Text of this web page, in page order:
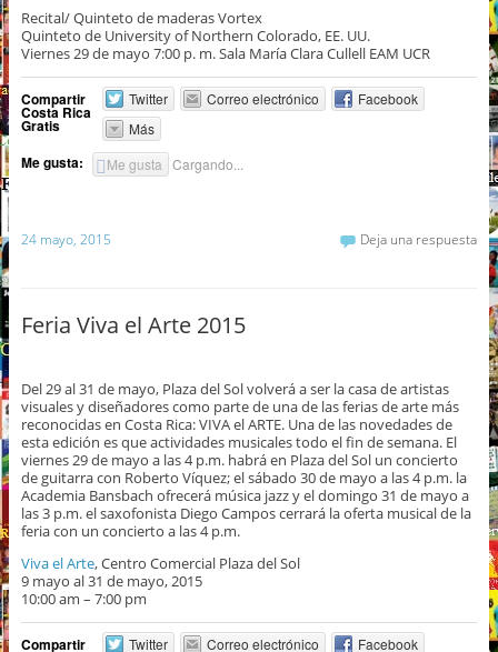
Recital/ Quinteto de maderas Vortex
Quinteto de University of Northern Colorado, EE. UU.
Viernes 29 de mayo 7:00 p. m. Sala María Clara Cullell EAM UCR
Compartir
Costa Rica
Gratis
Twitter Correo electrónico
Facebook
Más
Me gusta: Me gusta Cargando...
24 mayo, 2015 Deja una respuesta
Feria Viva el Arte 2015
Del 29 al 31 de mayo, Plaza del Sol volverá a ser la casa de artistas
visuales y diseñadores como parte de una de las ferias de arte más
reconocidas en Costa Rica: VIVA el ARTE. Una de las novedades de
esta edición es que actividades musicales todo el fin de semana. El
viernes 29 de mayo a las 4 p.m. habrá en Plaza del Sol un concierto
de guitarra con Roberto Víquez; el sábado 30 de mayo a las 4 p.m. la
Academia Bansbach ofrecerá música jazz y el domingo 31 de mayo a
las 3 p.m. el saxofonista Diego Campos cerrará la oferta musical de la
feria con un concierto a las 4 p.m.
Viva el Arte, Centro Comercial Plaza del Sol
9 mayo al 31 de mayo, 2015
10:00 am – 7:00 pm
Compartir Twitter Correo electrónico Facebook